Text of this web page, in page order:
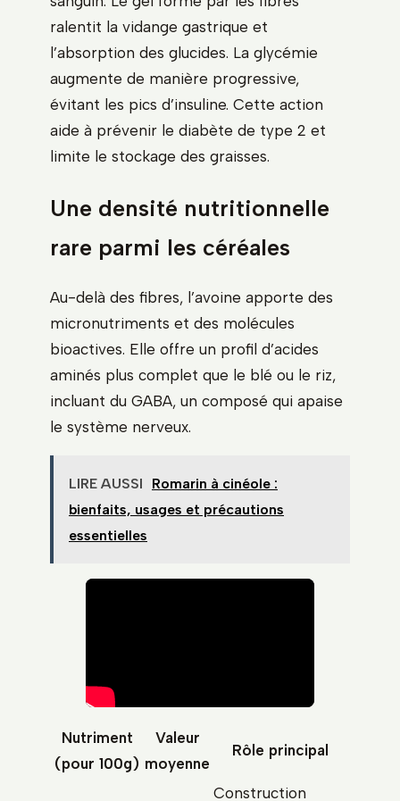
ralentit la vidange gastrique et
l’absorption des glucides. La glycémie
augmente de manière progressive,
évitant les pics d’insuline. Cette action
aide à prévenir le diabète de type 2 et
limite le stockage des graisses.
Une densité nutritionnelle
rare parmi les céréales
Au-delà des fibres, l’avoine apporte des
micronutriments et des molécules
bioactives. Elle offre un profil d’acides
aminés plus complet que le blé ou le riz,
incluant du GABA, un composé qui apaise
le système nerveux.
LIRE AUSSI
Romarin à cinéole :
bienfaits, usages et précautions
essentielles
Nutriment
(pour 100g)
Valeur
moyenne
Rôle principal
Construction